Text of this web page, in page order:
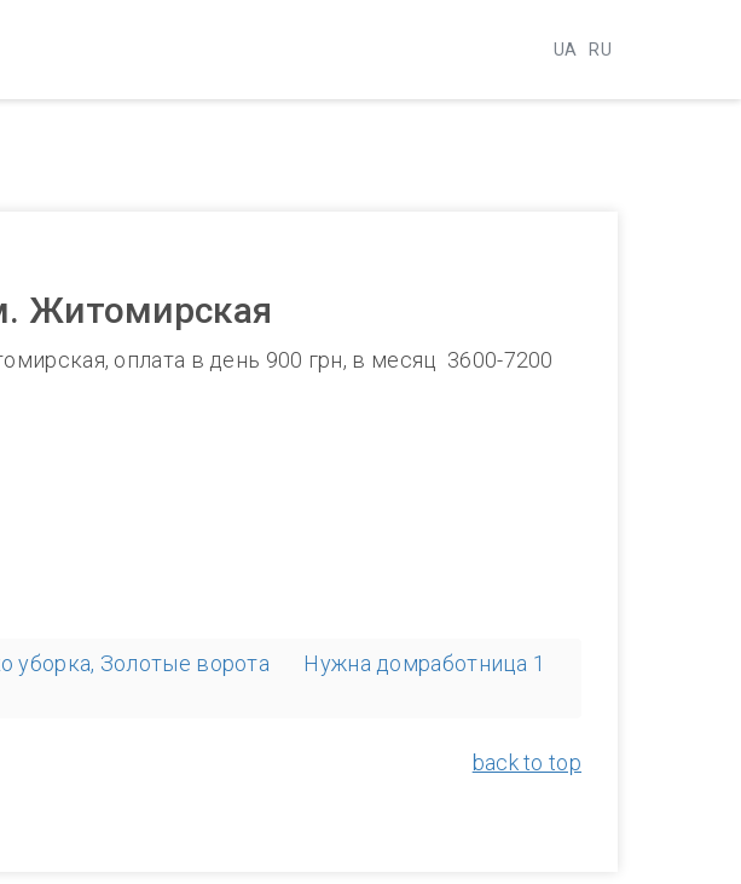
UA RU
Житомирская
оплата в день 900 грн, в месяц 3600-7200
уборка, Золотые ворота
Нужна домработница 1
back to top